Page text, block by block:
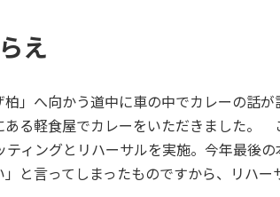
え
」へ向かう道中に車の中でカレーの話が
ある軽食屋でカレーをいただきました。
ティングとリハーサルを実施。今年最後
」と言ってしまったものですから、リハ